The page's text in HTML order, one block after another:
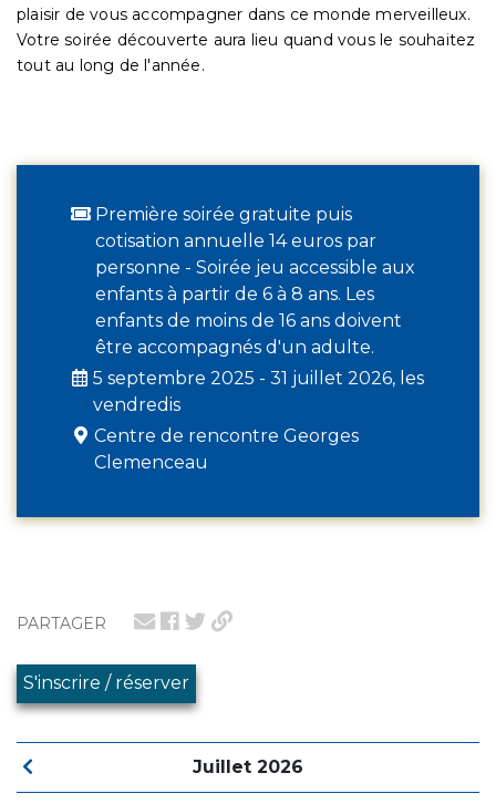
PARTAGER
S'inscrire / réserver
Juillet 2026
plaisir de vous accompagner dans ce monde merveilleux.
Votre soirée découverte aura lieu quand vous le souhaitez
tout au long de l'année.
Première soirée gratuite puis
cotisation annuelle 14 euros par
personne - Soirée jeu accessible aux
enfants à partir de 6 à 8 ans. Les
enfants de moins de 16 ans doivent
être accompagnés d'un adulte.
5 septembre 2025 - 31 juillet 2026, les
vendredis
Centre de rencontre Georges
Clemenceau